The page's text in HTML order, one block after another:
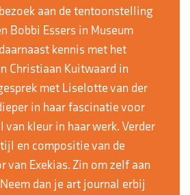
aan de tentoonstelling
Bobbi Essers in Museum
kennis met het
Christiaan Kuitwaard in
met Liselotte van der
in haar fascinatie voor
van kleur in haar werk. Verder
en compositie van de
van Exekias. Zin om zelf aan
dan je art journal erbij